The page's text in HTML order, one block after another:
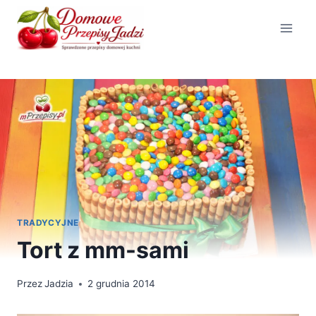
Przejdź
treści
TRADYCYJNE
Tort z mm-sami
PrzezJadzia 2 grudnia 2014